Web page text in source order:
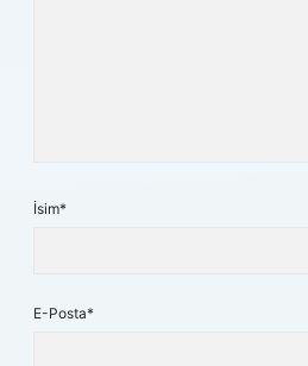
İsim*
E-Posta*